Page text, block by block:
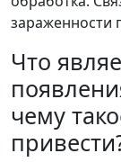
зараженности
Что
чему